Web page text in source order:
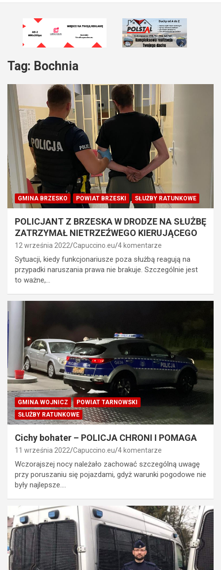
Tag: Bochnia
GMINA BRZESKO POWIAT BRZESKI SŁUŻBY RATUNKOWE
POLICJANT Z BRZESKA W DRODZE NA SŁUŻBĘ
ZATRZYMAŁ NIETRZEŹWEGO KIERUJĄCEGO
12 września 2022 Capuccino.eu 4 komentarze
Sytuacji, kiedy funkcjonariusze poza służbą reagują na
przypadki naruszania prawa nie brakuje. Szczególnie jest
to ważne,…
GMINA WOJNICZ
POWIAT TARNOWSKI
SŁUŻBY RATUNKOWE
Cichy bohater – POLICJA CHRONI I POMAGA
11 września 2022 Capuccino.eu 4 komentarze
Wczorajszej nocy należało zachować szczególną uwagę
przy poruszaniu się pojazdami, gdyż warunki pogodowe nie
były najlepsze.…